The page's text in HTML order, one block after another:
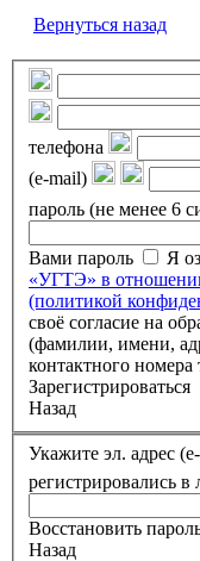
Вернуться назад
телефона
(e-mail)
пароль (не менее 6
Вами пароль
Я
«УГТЭ» в
(политикой
своё согласие на
(фамилии, имени,
контактного номера
Зарегистрироваться
Назад
Укажите эл. адрес
регистрировались
Восстановить
Назад